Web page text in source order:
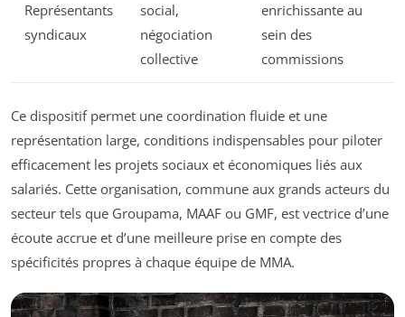
Représentants
syndicaux
social,
négociation
collective
enrichissante au
sein des
commissions
Ce dispositif permet une coordination fluide et une
représentation large, conditions indispensables pour piloter
efficacement les projets sociaux et économiques liés aux
salariés. Cette organisation, commune aux grands acteurs du
secteur tels que Groupama, MAAF ou GMF, est vectrice d’une
écoute accrue et d’une meilleure prise en compte des
spécificités propres à chaque équipe de MMA.